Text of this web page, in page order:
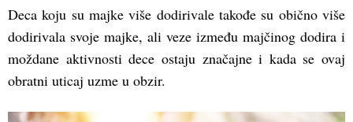
Deca koju su majke više dodirivale takođe su obično više
dodirivala svoje majke, ali veze između majčinog dodira i
moždane aktivnosti dece ostaju značajne i kada se ovaj
obratni uticaj uzme u obzir.